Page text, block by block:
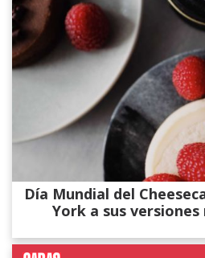
Día Mundial del
York a sus